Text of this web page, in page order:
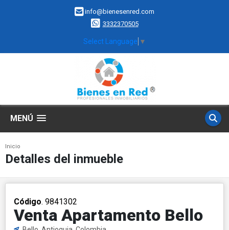
info@bienesenred.com
3332370505
Select Language ▼
MENÚ
Inicio
Detalles del inmueble
Código. 9841302
Venta Apartamento Bello